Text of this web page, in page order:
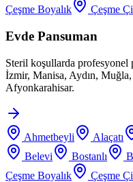
Çeşme Boyalık
Çeşme
Evde Pansuman
Steril koşullarda
İzmir, Manisa, Aydın,
Afyonkarahisar.
Ahmetbeyli Alaçatı
Belevi
Bostanlı
Çeşme Boyalık
Çeşme